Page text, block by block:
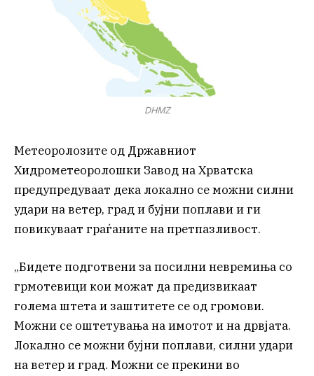
DHMZ
Метеоролозите од Државниот
Хидрометеоролошки Завод на Хрватска
предупредуваат дека локално се можни силни
удари на ветер, град и бујни поплави и ги
повикуваат граѓаните на претпазливост.
„Бидете подготвени за посилни невремиња со
грмотевици кои можат да предизвикаат
голема штета и заштитете се од громови.
Можни се оштетувања на имотот и на дрвјата.
Локално се можни бујни поплави, силни удари
на ветер и град. Можни се прекини во